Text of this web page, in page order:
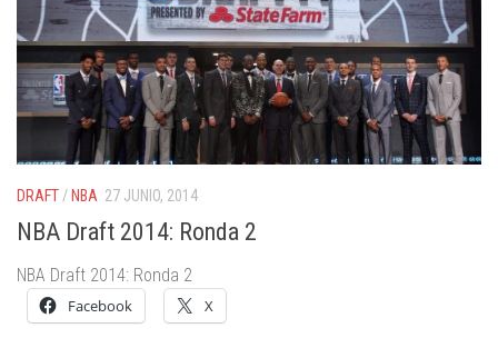
DRAFT / NBA 27 JUNIO, 2014
NBA Draft 2014: Ronda 2
NBA Draft 2014: Ronda 2
Facebook X